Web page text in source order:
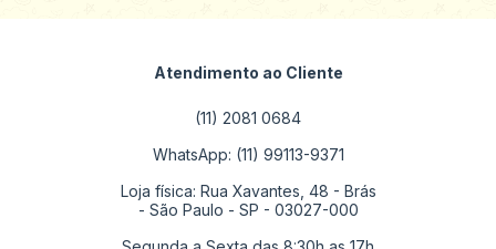
Atendimento ao Cliente
(11) 2081 0684
WhatsApp: (11) 99113-9371
Loja física: Rua Xavantes, 48 - Brás
- São Paulo - SP - 03027-000